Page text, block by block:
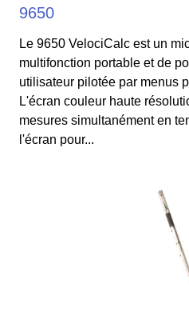
9650
Le 9650 VelociCalc est un
multifonction portable et de
utilisateur pilotée par menus
L'écran couleur haute
mesures simultanément en
l'écran pour...